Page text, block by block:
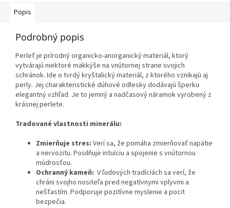
Popis
Podrobný popis
Perleť je prírodný organicko-anorganický materiál, ktorý
vytvárajú niektoré mäkkýše na vnútornej strane svojich
schránok. Ide o tvrdý kryštalický materiál, z ktorého vznikajú aj
perly. Jej charakteristické dúhové odlesky dodávajú šperku
elegantný vzhľad. Je to jemný a nadčasový náramok vyrobený z
krásnej perlete.
Tradované vlastnosti minerálu:
Zmierňuje stres: Verí sa, že pomáha zmierňovať napätie
a nervozitu. Posilňuje intuíciu a spojenie s vnútornou
múdrosťou.
Ochranný kameň: V ľudových tradíciách sa verí, že
chráni svojho nositeľa pred negatívnymi vplyvmi a
nešťastím. Podporuje pozitívne myslenie a pocit
bezpečia.